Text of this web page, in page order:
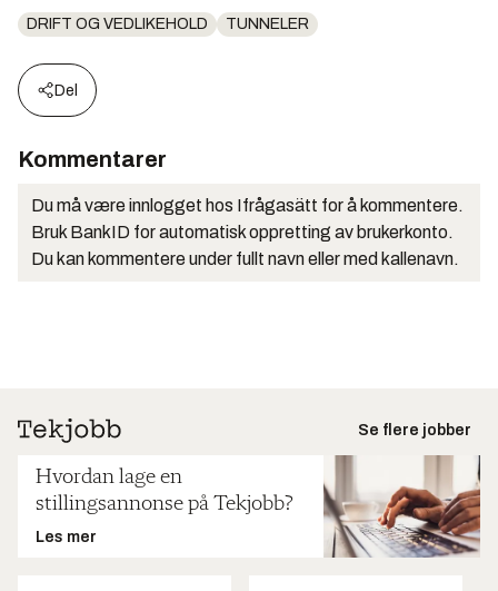
DRIFT OG VEDLIKEHOLD TUNNELER
Del
Kommentarer
Du må være innlogget hos Ifrågasätt for å kommentere.
Bruk BankID for automatisk oppretting av brukerkonto.
Du kan kommentere under fullt navn eller med kallenavn.
Se flere jobber
Hvordan lage en
stillingsannonse på Tekjobb?
Les mer